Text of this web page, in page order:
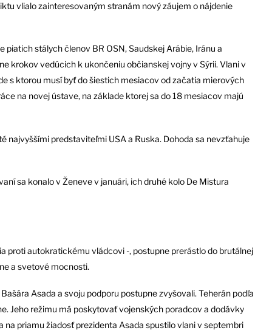
vlialo zainteresovaným stranám nový záujem o nájdenie
stálych členov BR OSN, Saudskej Arábie, Iránu a
krokov vedúcich k ukončeniu občianskej vojny v Sýrii. Vlani v
s ktorou musí byť do šiestich mesiacov od začatia mierových
na novej ústave, na základe ktorej sa do 18 mesiacov majú
najvyššími predstaviteľmi USA a Ruska. Dohoda sa nevzťahuje
sa konalo v Ženeve v januári, ich druhé kolo De Mistura
proti autokratickému vládcovi -, postupne prerástlo do brutálnej
a svetové mocnosti.
Asada a svoju podporu postupne zvyšovali. Teherán podľa
Jeho režimu má poskytovať vojenských poradcov a dodávky
na priamu žiadosť prezidenta Asada spustilo vlani v septembri